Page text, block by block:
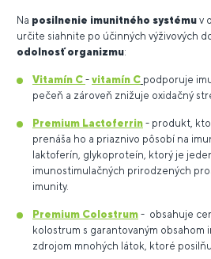
Na posilnenie imunitného systému v
určite siahnite po účinných výživových
odolnosť organizmu:
Vitamín C - vitamín C podporuje
pečeň a zároveň znižuje oxidačný
Premium Lactoferrin - produkt,
prenáša ho a priaznivo pôsobí na
laktoferín, glykoproteín, ktorý je
imunostimulačných prirodzených
imunity.
Premium Colostrum - obsahuje
kolostrum s garantovaným obsahom
zdrojom mnohých látok, ktoré